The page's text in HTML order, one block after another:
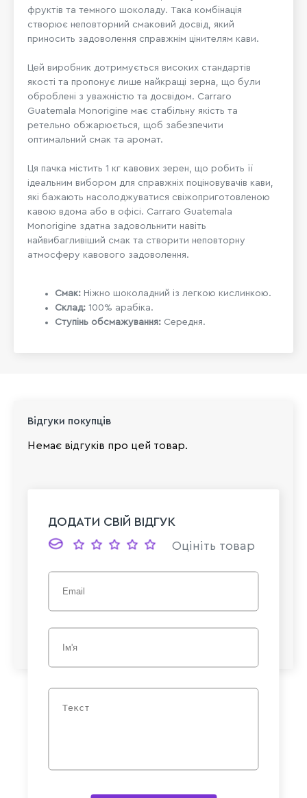
фруктів та темного шоколаду. Така комбінація
створює неповторний смаковий досвід, який
приносить задоволення справжнім цінителям кави.
Цей виробник дотримується високих стандартів
якості та пропонує лише найкращі зерна, що були
оброблені з уважністю та досвідом. Carraro
Guatemala Monorigine має стабільну якість та
ретельно обжарюється, щоб забезпечити
оптимальний смак та аромат.
Ця пачка містить 1 кг кавових зерен, що робить її
ідеальним вибором для справжніх поціновувачів кави,
які бажають насолоджуватися свіжоприготовленою
кавою вдома або в офісі. Carraro Guatemala
Monorigine здатна задовольнити навіть
найвибагливіший смак та створити неповторну
атмосферу кавового задоволення.
Смак: Ніжно шоколадний із легкою кислинкою.
Склад: 100% арабіка.
Ступінь обсмажування: Середня.
Відгуки покупців
Немає відгуків про цей товар.
ДОДАТИ СВІЙ ВІДГУК
Оцініть товар